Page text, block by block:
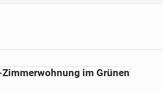
im Grünen